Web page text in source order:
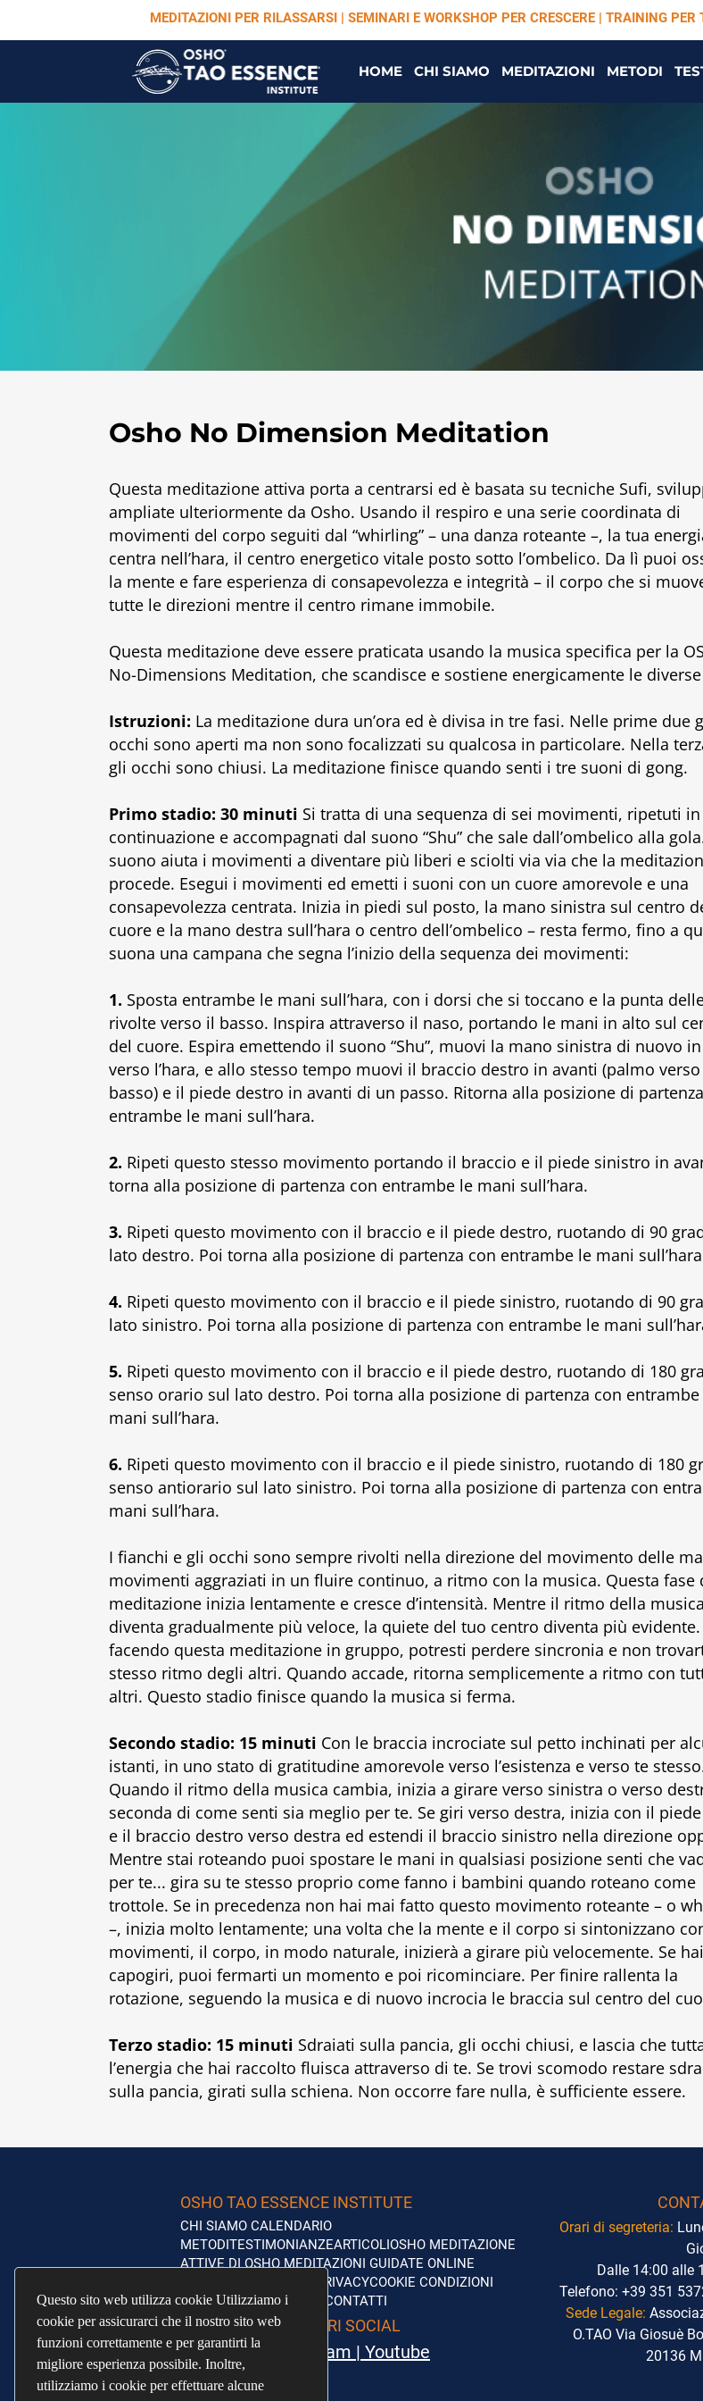
Questo sito web utilizza cookie Utilizziamo i
cookie per assicurarci che il nostro sito web
funzioni correttamente e per garantirti la
migliore esperienza possibile. Inoltre,
utilizziamo i cookie per effettuare alcune
Questo sito web utilizza cookie Utilizziamo i
cookie per assicurarci che il nostro sito web
funzioni correttamente e per garantirti la
migliore esperienza possibile. Inoltre,
utilizziamo i cookie per effettuare alcune
MEDITAZIONI PER RILASSARSI | SEMINARI E WORKSHOP PER CRESCERE | TRAINING PER
HOME CHI SIAMO MEDITAZIONI METODI
Osho No Dimension Meditation
Questa meditazione attiva porta a centrarsi ed è basata su tecniche Sufi,
ampliate ulteriormente da Osho. Usando il respiro e una serie coordinata di
movimenti del corpo seguiti dal “whirling” – una danza roteante –, la tua
centra nell’hara, il centro energetico vitale posto sotto l’ombelico. Da lì puoi
la mente e fare esperienza di consapevolezza e integrità – il corpo che si
tutte le direzioni mentre il centro rimane immobile.
Questa meditazione deve essere praticata usando la musica specifica per la
No-Dimensions Meditation, che scandisce e sostiene energicamente le
Istruzioni: La meditazione dura un’ora ed è divisa in tre fasi. Nelle prime due
occhi sono aperti ma non sono focalizzati su qualcosa in particolare. Nella
gli occhi sono chiusi. La meditazione finisce quando senti i tre suoni di gong.
Primo stadio: 30 minuti Si tratta di una sequenza di sei movimenti, ripetuti in
continuazione e accompagnati dal suono “Shu” che sale dall’ombelico alla
suono aiuta i movimenti a diventare più liberi e sciolti via via che la
procede. Esegui i movimenti ed emetti i suoni con un cuore amorevole e una
consapevolezza centrata. Inizia in piedi sul posto, la mano sinistra sul centro
cuore e la mano destra sull’hara o centro dell’ombelico – resta fermo, fino a
suona una campana che segna l’inizio della sequenza dei movimenti:
1. Sposta entrambe le mani sull’hara, con i dorsi che si toccano e la punta
rivolte verso il basso. Inspira attraverso il naso, portando le mani in alto sul
del cuore. Espira emettendo il suono “Shu”, muovi la mano sinistra di nuovo
verso l’hara, e allo stesso tempo muovi il braccio destro in avanti (palmo
basso) e il piede destro in avanti di un passo. Ritorna alla posizione di
entrambe le mani sull’hara.
2. Ripeti questo stesso movimento portando il braccio e il piede sinistro in
torna alla posizione di partenza con entrambe le mani sull’hara.
3. Ripeti questo movimento con il braccio e il piede destro, ruotando di 90
lato destro. Poi torna alla posizione di partenza con entrambe le mani
4. Ripeti questo movimento con il braccio e il piede sinistro, ruotando di 90
lato sinistro. Poi torna alla posizione di partenza con entrambe le mani
5. Ripeti questo movimento con il braccio e il piede destro, ruotando di 180
senso orario sul lato destro. Poi torna alla posizione di partenza con
mani sull’hara.
6. Ripeti questo movimento con il braccio e il piede sinistro, ruotando di 180
senso antiorario sul lato sinistro. Poi torna alla posizione di partenza con
mani sull’hara.
I fianchi e gli occhi sono sempre rivolti nella direzione del movimento delle
movimenti aggraziati in un fluire continuo, a ritmo con la musica. Questa fase
meditazione inizia lentamente e cresce d’intensità. Mentre il ritmo della musica
diventa gradualmente più veloce, la quiete del tuo centro diventa più evidente.
facendo questa meditazione in gruppo, potresti perdere sincronia e non
stesso ritmo degli altri. Quando accade, ritorna semplicemente a ritmo con
altri. Questo stadio finisce quando la musica si ferma.
Secondo stadio: 15 minuti Con le braccia incrociate sul petto inchinati per
istanti, in uno stato di gratitudine amorevole verso l’esistenza e verso te
Quando il ritmo della musica cambia, inizia a girare verso sinistra o verso
seconda di come senti sia meglio per te. Se giri verso destra, inizia con il
e il braccio destro verso destra ed estendi il braccio sinistro nella direzione
Mentre stai roteando puoi spostare le mani in qualsiasi posizione senti che
per te... gira su te stesso proprio come fanno i bambini quando roteano come
trottole. Se in precedenza non hai mai fatto questo movimento roteante – o
–, inizia molto lentamente; una volta che la mente e il corpo si sintonizzano
movimenti, il corpo, in modo naturale, inizierà a girare più velocemente. Se
capogiri, puoi fermarti un momento e poi ricominciare. Per finire rallenta la
rotazione, seguendo la musica e di nuovo incrocia le braccia sul centro del
Terzo stadio: 15 minuti Sdraiati sulla pancia, gli occhi chiusi, e lascia che
l’energia che hai raccolto fluisca attraverso di te. Se trovi scomodo restare
sulla pancia, girati sulla schiena. Non occorre fare nulla, è sufficiente essere.
OSHO TAO ESSENCE INSTITUTE
CHI SIAMO CALENDARIO
METODITESTIMONIANZEARTICOLIOSHO MEDITAZIONE
ATTIVE DI OSHOMEDITAZIONI GUIDATE ONLINE
PRIVACYCOOKIE CONDIZIONI
GENERALI DI VENDITA
CONTATTI
COLLEGATI AI NOSTRI SOCIAL
Facebook| Instagram | Youtube
Orari di segreteria:
Dalle 14:00 alle
Telefono: +39 351
Sede Legale:
O.TAO Via Giosuè
20136